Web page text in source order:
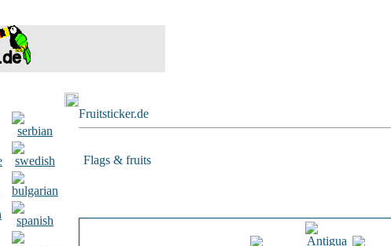
Fruitsticker.de
Flags & fruits